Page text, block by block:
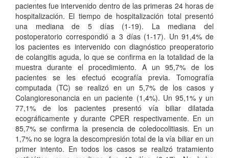
pacientes fue intervenido dentro de las primeras 24 horas de
hospitalización. El tiempo de hospitalización total presentó
una mediana de 5 días (1-19). La mediana del
postoperatorio correspondió a 3 días (1-17). Un 91,4% de
los pacientes es intervenido con diagnóstico preoperatorio
de colangitis aguda, lo que se confirma en la totalidad de la
muestra durante el procedimiento. A un 95,7% de los
pacientes se les efectuó ecografía previa. Tomografía
computada (TC) se realizó en un 5,7% de los casos y
Colangioresonancia en un paciente (1,4%). Un 95,1% y un
77,1% de los pacientes presentó vía biliar dilatada
ecográficamente y durante CPER respectivamente. En un
85,7% se confirma la presencia de coledocolitiasis. En un
1,7% no se logra la descompresión total de la vía biliar en un
primer intento. En todos los casos se realizó tratamiento